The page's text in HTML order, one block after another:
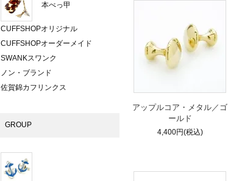
アップルコア・メタル／ゴ
ールド
4,400円(税込)
本べっ甲
CUFFSHOPオリジナル
CUFFSHOPオーダーメイド
SWANKスワンク
ノン・ブランド
佐賀錦カフリンクス
GROUP